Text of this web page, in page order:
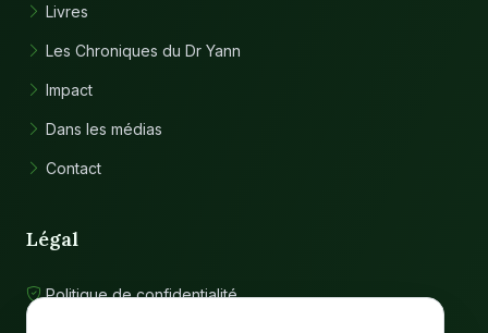
Livres
Les Chroniques du Dr Yann
Impact
Dans les médias
Contact
Légal
Politique de confidentialité